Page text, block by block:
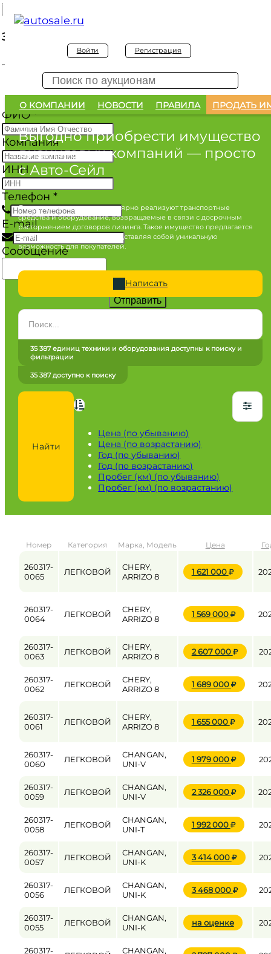
Войти Регистрация
О КОМПАНИИ НОВОСТИ ПРАВИЛА ПРОДАТЬ
Выгодно приобрести имущество
лизинговых компаний — просто
с Авто-Сейл
Лизинговые компании регулярно реализуют транспортные
средства и оборудование, возвращаемые в связи с досрочным
расторжением договоров лизинга. Такое имущество предлагается
по конкурентным ценам, представляя собой уникальную
возможность для покупателей.
Написать
Марка
Все марки
Город / регион
от до
Пробег / Наработка
от до
Найти
Цена (по убыванию)
Цена (по возрастанию)
Год (по убыванию)
Год (по возрастанию)
Пробег (км) (по убыванию)
Пробег (км) (по возрастанию)
35 387 единиц техники и оборудования доступны к поиску и
фильтрации
35 387 доступно к поиску
Номер Категория Марка, Модель Цена
260317-
0065
ЛЕГКОВОЙ
CHERY,
ARRIZO 8
1 621 000
260317-
0064
ЛЕГКОВОЙ
CHERY,
ARRIZO 8
1 569 000
260317-
0063
ЛЕГКОВОЙ
CHERY,
ARRIZO 8
2 607 000
260317-
0062
ЛЕГКОВОЙ
CHERY,
ARRIZO 8
1 689 000
260317-
0061
ЛЕГКОВОЙ
CHERY,
ARRIZO 8
1 655 000
260317-
0060
ЛЕГКОВОЙ
CHANGAN,
UNI-V
1 979 000
260317-
0059
ЛЕГКОВОЙ
CHANGAN,
UNI-V
2 326 000
260317-
0058
ЛЕГКОВОЙ
CHANGAN,
UNI-T
1 992 000
260317-
0057
ЛЕГКОВОЙ
CHANGAN,
UNI-K
3 414 000
260317-
0056
ЛЕГКОВОЙ
CHANGAN,
UNI-K
3 468 000
260317-
0055
ЛЕГКОВОЙ
CHANGAN,
UNI-K
на оценке
260317-
CHANGAN,
Заявка на покупку
Заявка на покупку изъятого а/м
ФИО*
Компания
ИНН
Телефон *
E-mail
Сообщение
Отправить